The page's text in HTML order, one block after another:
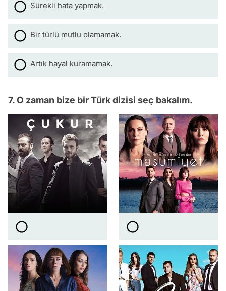
Sürekli hata yapmak.
Bir türlü mutlu olamamak.
Artık hayal kuramamak.
7. O zaman bize bir Türk dizisi seç bakalım.